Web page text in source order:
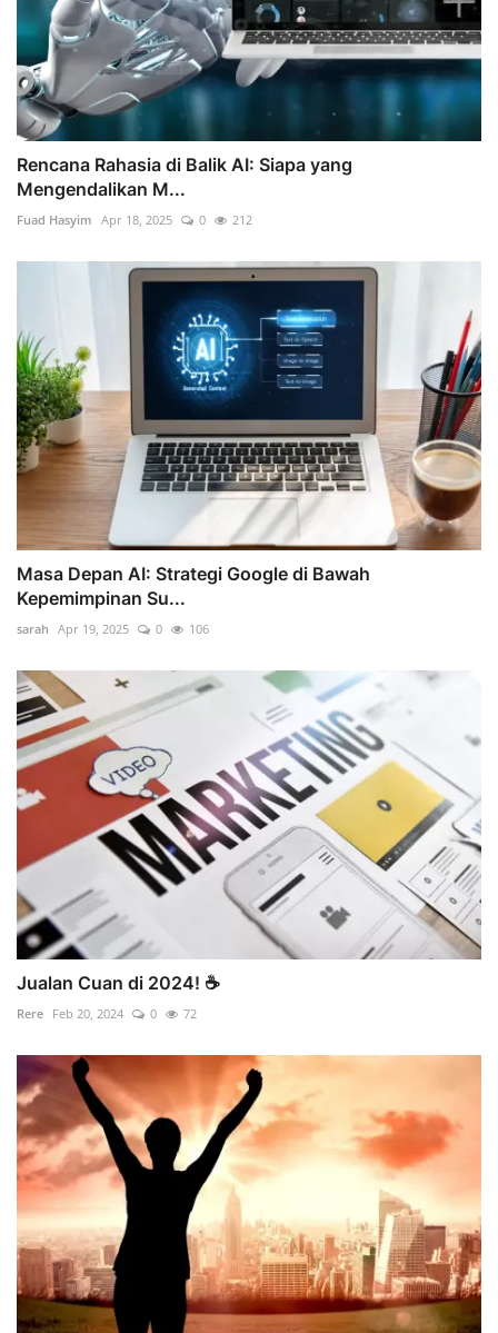
Rencana Rahasia di Balik AI: Siapa yang
Mengendalikan M...
Fuad Hasyim Apr 18, 2025 0 212
Masa Depan AI: Strategi Google di Bawah
Kepemimpinan Su...
sarah Apr 19, 2025 0 106
Jualan Cuan di 2024! ☕️
Rere Feb 20, 2024 0 72